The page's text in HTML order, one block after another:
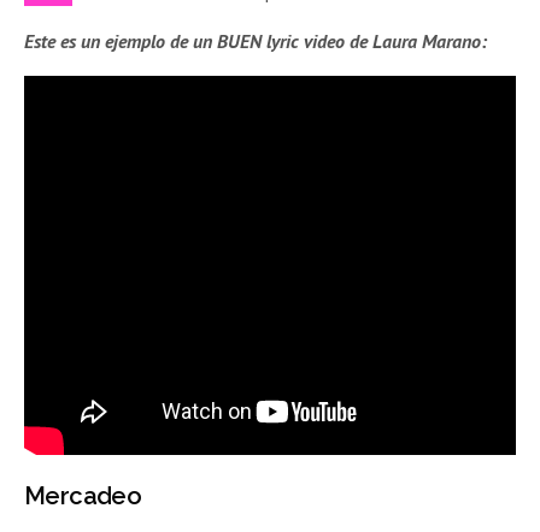
Este es un ejemplo de un BUEN lyric video de Laura Marano:
Mercadeo